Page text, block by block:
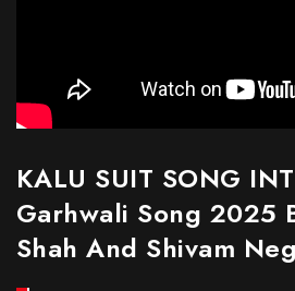
KALU SUIT SONG
Garhwali Song 2025
Shah And Shivam